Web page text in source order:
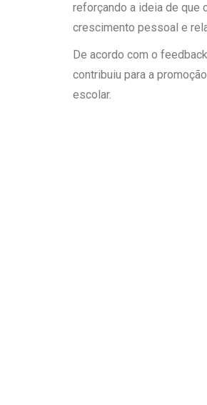
reforçando a ideia de que
crescimento pessoal e
De acordo com o
contribuiu para a
escolar.